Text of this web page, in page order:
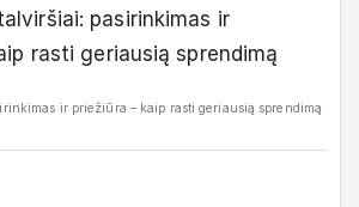
ir priežiūra – kaip rasti geriausią sprendimą